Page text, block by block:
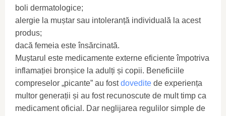
boli dermatologice;
alergie la muștar sau intoleranță individuală la acest
produs;
dacă femeia este însărcinată.
Muștarul este medicamente externe eficiente împotriva
inflamației bronșice la adulți și copii. Beneficiile
compreselor „picante” au fostdovedite de experiența
multor generații și au fost recunoscute de mult timp ca
medicament oficial. Dar neglijarea regulilor simple de